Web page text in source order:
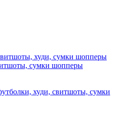
худи, сумки шопперы
сумки шопперы
худи, свитшоты, сумки